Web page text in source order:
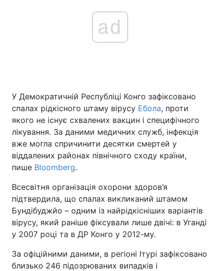
ad
У Демократичній Республіці Конго зафіксовано
спалах рідкісного штаму вірусу Ебола, проти
якого не існує схвалених вакцин і специфічного
лікування. За даними медичних служб, інфекція
вже могла спричинити десятки смертей у
віддалених районах північного сходу країни,
пише Bloomberg.
Всесвітня організація охорони здоров’я
підтвердила, що спалах викликаний штамом
Бундібуджйо – одним із найрідкісніших варіантів
вірусу, який раніше фіксували лише двічі: в Уганді
у 2007 році та в ДР Конго у 2012-му.
За офіційними даними, в регіоні Ітурі зафіксовано
близько 246 підозрюваних випадків і